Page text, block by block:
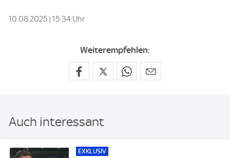
10.08.2025 | 15:34 Uhr
Weiterempfehlen:
Auch interessant
EXKLUSIV